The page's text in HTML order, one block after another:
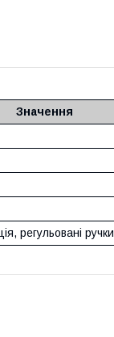
Значення
регульовані ручки